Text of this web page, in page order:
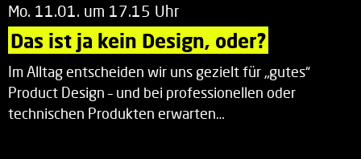
Mo. 11.01. um 17.15 Uhr
Das ist ja kein Design, oder?
Im Alltag entscheiden wir uns gezielt für „gutes“
Product Design – und bei professionellen oder
technischen Produkten erwarten…